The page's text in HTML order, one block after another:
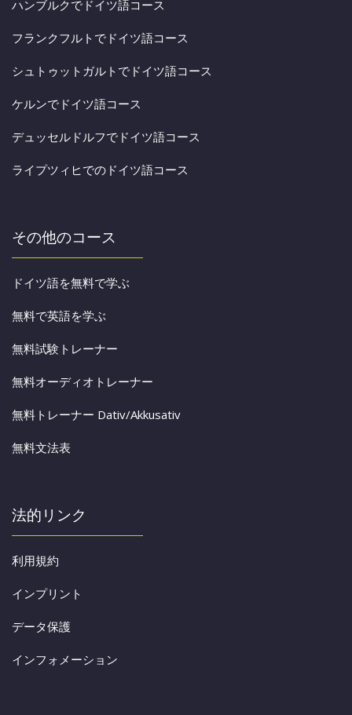
ハンブルクでドイツ語コース
フランクフルトでドイツ語コース
シュトゥットガルトでドイツ語コース
ケルンでドイツ語コース
デュッセルドルフでドイツ語コース
ライプツィヒでのドイツ語コース
その他のコース
ドイツ語を無料で学ぶ
無料で英語を学ぶ
無料試験トレーナー
無料オーディオトレーナー
無料トレーナー Dativ/Akkusativ
無料文法表
法的リンク
利用規約
インプリント
データ保護
インフォメーション